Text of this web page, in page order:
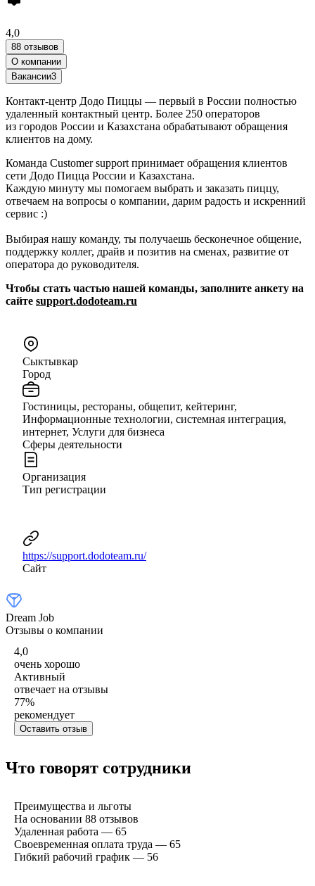
4,0
88 отзывов
О компании
Вакансии3
Контакт-центр Додо Пиццы — первый в России полностью
удаленный контактный центр. Более 250 операторов
из городов России и Казахстана обрабатывают обращения
клиентов на дому.
Команда Customer support принимает обращения клиентов
сети Додо Пицца России и Казахстана.
Каждую минуту мы помогаем выбрать и заказать пиццу,
отвечаем на вопросы о компании, дарим радость и искренний
сервис :)
Выбирая нашу команду, ты получаешь бесконечное общение,
поддержку коллег, драйв и позитив на сменах, развитие от
оператора до руководителя.
Чтобы стать частью нашей команды, заполните анкету на
сайте support.dodoteam.ru
Сыктывкар
Город
Гостиницы, рестораны, общепит, кейтеринг,
Информационные технологии, системная интеграция,
интернет, Услуги для бизнеса
Сферы деятельности
Организация
Тип регистрации
https://support.dodoteam.ru/
Сайт
Dream Job
Отзывы о компании
4,0
очень хорошо
Активный
отвечает на отзывы
77%
рекомендует
Оставить отзыв
Что говорят сотрудники
Преимущества и льготы
На основании 88 отзывов
Удаленная работа — 65
Своевременная оплата труда — 65
Гибкий рабочий график — 56